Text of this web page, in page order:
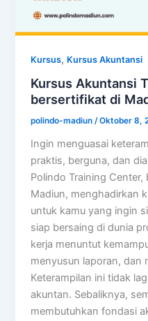
Kursus, Kursus Akuntansi
Kursus Akuntansi
bersertifikat di
polindo-madiun/Oktober 8,
Ingin menguasai
praktis, berguna, dan
Polindo Training
Madiun, menghadirkan
untuk kamu yang ingin
siap bersaing di dunia
kerja menuntut
menyusun laporan, dan
Keterampilan ini tidak
akuntan. Sebaliknya,
membutuhkan fondasi